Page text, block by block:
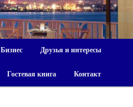
Бизнес Друзья и интересы
Гостевая книга Контакт